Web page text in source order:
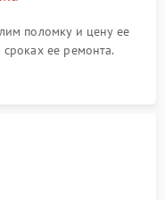
поломку и цену ее
ее ремонта.